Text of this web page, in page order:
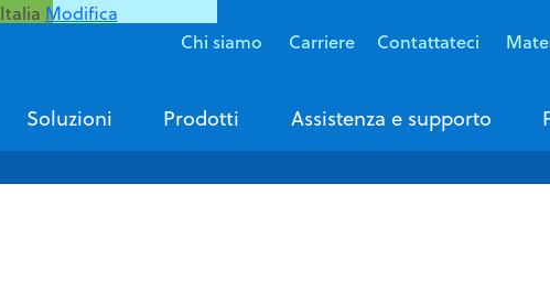
Italia Modifica
Chi siamo Carriere Contattateci
Soluzioni Prodotti Assistenza e supporto